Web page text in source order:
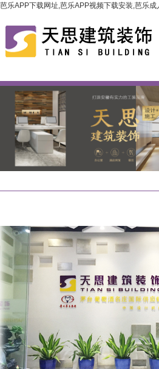
芭乐APP下载网址,芭乐APP视频下载安装,芭乐